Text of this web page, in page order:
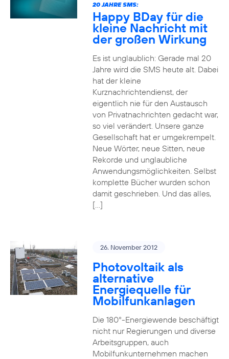
20 JAHRE SMS:
Happy BDay für die
kleine Nachricht mit
der großen Wirkung
Es ist unglaublich: Gerade mal 20
Jahre wird die SMS heute alt. Dabei
hat der kleine
Kurznachrichtendienst, der
eigentlich nie für den Austausch
von Privatnachrichten gedacht war,
so viel verändert. Unsere ganze
Gesellschaft hat er umgekrempelt.
Neue Wörter, neue Sitten, neue
Rekorde und unglaubliche
Anwendungsmöglichkeiten. Selbst
komplette Bücher wurden schon
damit geschrieben. Und das alles,
[…]
26. November 2012
Photovoltaik als
alternative
Energiequelle für
Mobilfunkanlagen
Die 180°-Energiewende beschäftigt
nicht nur Regierungen und diverse
Arbeitsgruppen, auch
Mobilfunkunternehmen machen